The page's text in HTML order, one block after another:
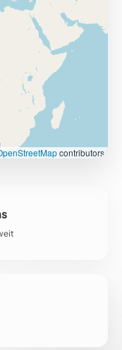
contributors